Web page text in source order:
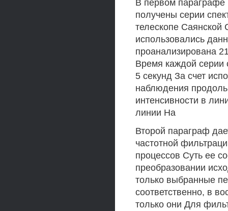
В первом параграфе
получены серии
телескопе Саянской
использовались
проанализирована
Время каждой серии
5 секунд За счет
наблюдения
интенсивности в
линии На
Второй параграф
частотной
процессов Суть ее
преобразовании
только выбранные
соответственно, в
только они Для